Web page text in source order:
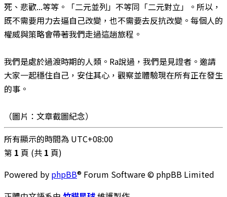
死、悲歡...等等。「二元並列」不等同「二元對立」。所以，
既不需要用力去逼自己改變，也不需要去反抗改變。每個人的
權威與策略會帶著我們走過這趟旅程。
我們是處於過渡時期的人類。Ra說過，我們是見證者。邀請
大家一起穩住自己，安住其心，觀察並體驗現在所有正在發生
的事。
（圖片：文章截圖紀念）
所有顯示的時間為 UTC+08:00
第 1 頁 (共 1 頁)
Powered by phpBB® Forum Software © phpBB Limited